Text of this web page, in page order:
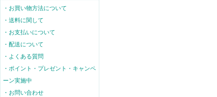
・お買い物方法について
・送料に関して
・お支払いについて
・配送について
・よくある質問
・ポイント・プレゼント・キャンペ
ーン実施中
・お問い合わせ